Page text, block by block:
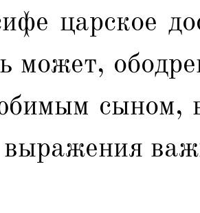
царское
может,
сыном,